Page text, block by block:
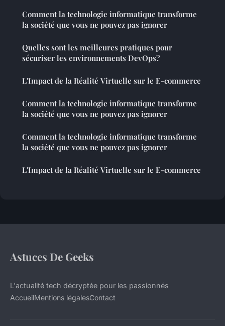
Comment la technologie informatique transforme
la société que vous ne pouvez pas ignorer
Quelles sont les meilleures pratiques pour
sécuriser les environnements DevOps?
L'Impact de la Réalité Virtuelle sur le E-commerce
Comment la technologie informatique transforme
la société que vous ne pouvez pas ignorer
Comment la technologie informatique transforme
la société que vous ne pouvez pas ignorer
L'Impact de la Réalité Virtuelle sur le E-commerce
Astuces De Geeks
L'actualité tech décryptée pour les passionnés
AccueilMentions légalesContact